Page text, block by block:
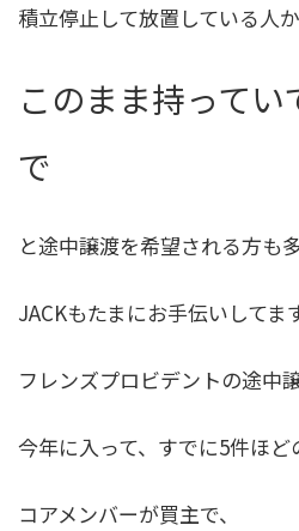
積立停止して放置している人か
このまま持って
で
と途中譲渡を希望される方も多
JACKもたまにお手伝いしてま
フレンズプロビデントの途中
今年に入って、すでに5件ほど
コアメンバーが買主で、